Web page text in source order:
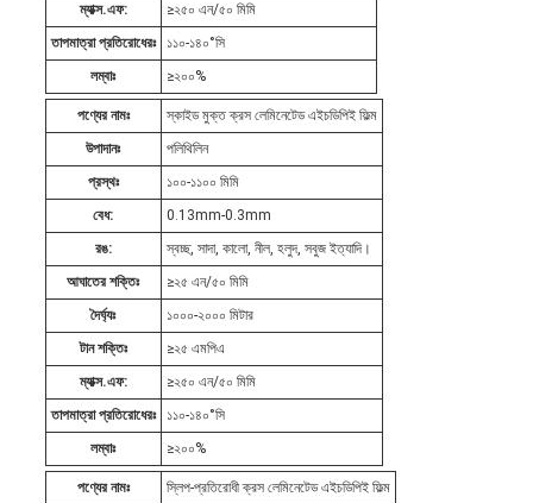
ম্যাক্স.এফ:
≥২৫০ এন/৫০ মিমি
তাপমাত্রা প্রতিরোধেরঃ
১১০-১৪০°সি
লম্বাঃ
≥২০০%
পণ্যের নামঃ
স্কাইড মুক্ত ক্রস লেমিনেটেড এইচডিপিই ফিল্ম
উপাদানঃ
পলিথিলিন
প্রস্থঃ
১০০-১১০০ মিমি
বেধ:
0.13mm-0.3mm
রঙ:
স্বচ্ছ, সাদা, কালো, নীল, হলুদ, সবুজ ইত্যাদি।
আঘাতের শক্তিঃ
≥২৫ এন/৫০ মিমি
দৈর্ঘ্যঃ
১০০০-২০০০ মিটার
টান শক্তিঃ
≥২৫ এমপিএ
ম্যাক্স.এফ:
≥২৫০ এন/৫০ মিমি
তাপমাত্রা প্রতিরোধেরঃ
১১০-১৪০°সি
লম্বাঃ
≥২০০%
পণ্যের নামঃ
স্লিপ-প্রতিরোধী ক্রস লেমিনেটেড এইচডিপিই ফিল্ম